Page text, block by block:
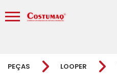
PEÇAS LOOPER